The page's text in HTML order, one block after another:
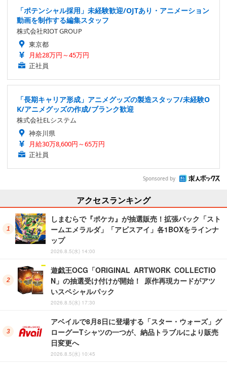
「ポテンシャル採用」未経験歓迎/OJTあり・アニメーション
動画を制作する編集スタッフ
株式会社RIOT GROUP
東京都
月給28万円～45万円
正社員
「長期キャリア形成」アニメグッズの製造スタッフ/未経験O
K/アニメグッズの作成/ブランク歓迎
株式会社ELシステム
神奈川県
月給30万8,600円～65万円
正社員
Sponsored by
アクセスランキング
しまむらで『ポケカ』が抽選販売！拡張パック「スト
ームエメラルダ」「アビスアイ」各1BOXをラインナ
ップ
2026.8.5(水) 14:00
遊戯王OCG「ORIGINAL ARTWORK COLLECTIO
N」の抽選受け付けが開始！ 原作再現カードがアツ
いスペシャルパック
2026.8.5(水) 17:30
アベイルで8月8日に登場する「スター・ウォーズ」グ
ローグーTシャツの一つが、納品トラブルにより販売
日変更へ
2026.8.5(水) 10:45